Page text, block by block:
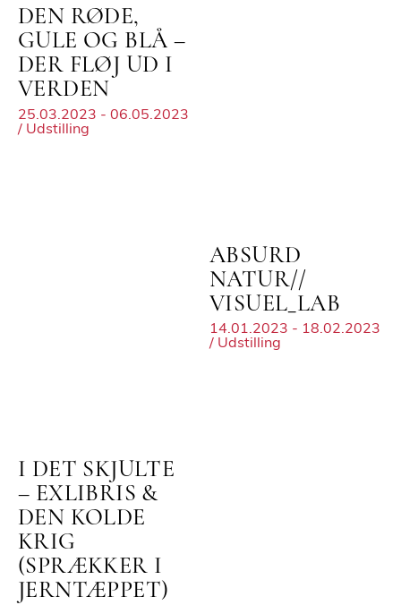
DEN RØDE,
GULE OG BLÅ –
DER FLØJ UD I
VERDEN
25.03.2023 - 06.05.2023
/ Udstilling
ABSURD
NATUR//
VISUEL_LAB
14.01.2023 - 18.02.2023
/ Udstilling
I DET SKJULTE
– EXLIBRIS &
DEN KOLDE
KRIG
(SPRÆKKER I
JERNTÆPPET)